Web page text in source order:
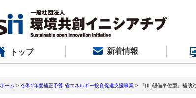
トップ 新着情報
ホーム > 令和5年度補正予算 省エネルギー投資促進支援事業 > 『(Ⅲ)設備単位型』補助